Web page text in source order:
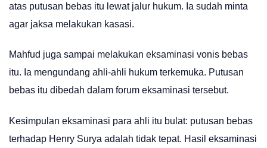
atas putusan bebas itu lewat jalur hukum. Ia sudah minta
agar jaksa melakukan kasasi.
Mahfud juga sampai melakukan eksaminasi vonis bebas
itu. Ia mengundang ahli-ahli hukum terkemuka. Putusan
bebas itu dibedah dalam forum eksaminasi tersebut.
Kesimpulan eksaminasi para ahli itu bulat: putusan bebas
terhadap Henry Surya adalah tidak tepat. Hasil eksaminasi